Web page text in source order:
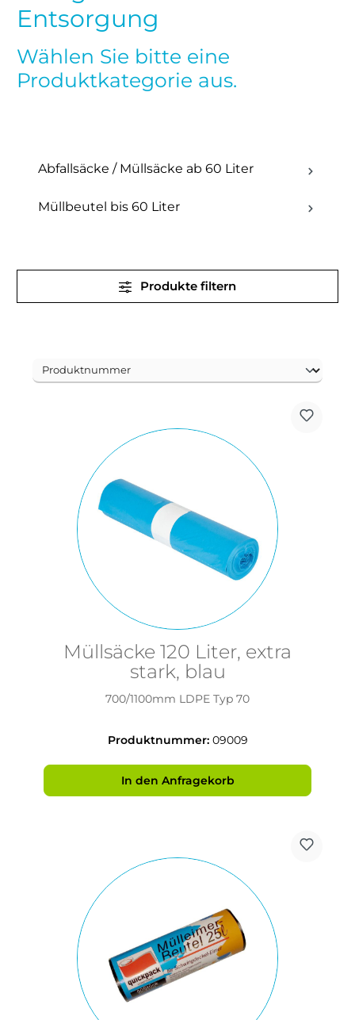
Entsorgung
Wählen Sie bitte eine
Produktkategorie aus.
Abfallsäcke / Müllsäcke ab 60 Liter
Müllbeutel bis 60 Liter
Produkte filtern
Müllsäcke 120 Liter, extra
stark, blau
700/1100mm LDPE Typ 70
Produktnummer: 09009
In den Anfragekorb